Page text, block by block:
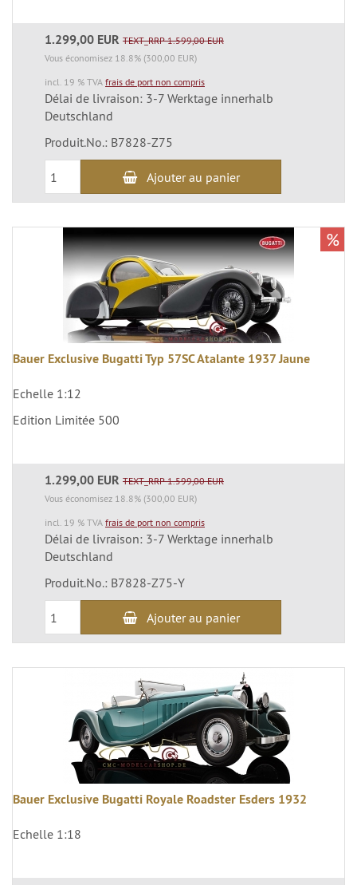
1.299,00 EUR TEXT_RRP 1.599,00 EUR
Vous économisez 18.8% (300,00 EUR)
incl. 19 % TVA frais de port non compris
Délai de livraison: 3-7 Werktage innerhalb
Deutschland
Produit.No.: B7828-Z75
Ajouter au panier
Bauer Exclusive Bugatti Typ 57SC Atalante 1937 Jaune
Echelle 1:12
Edition Limitée 500
1.299,00 EUR TEXT_RRP 1.599,00 EUR
Vous économisez 18.8% (300,00 EUR)
incl. 19 % TVA frais de port non compris
Délai de livraison: 3-7 Werktage innerhalb
Deutschland
Produit.No.: B7828-Z75-Y
Ajouter au panier
%
Bauer Exclusive Bugatti Royale Roadster Esders 1932
Echelle 1:18